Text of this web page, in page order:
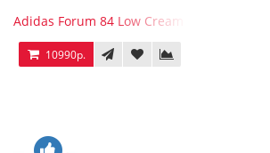
Adidas Forum 84 Low Cream White Victory
10990р.